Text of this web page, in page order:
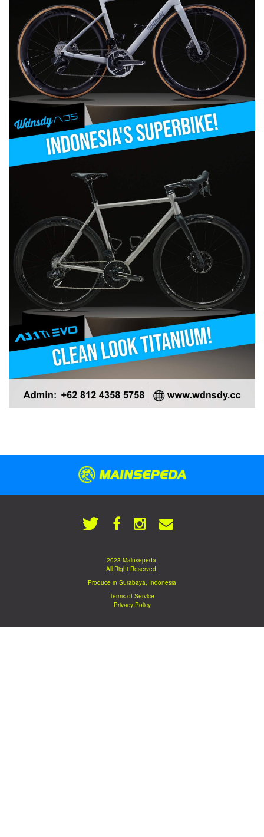
2023 Mainsepeda.
All Right Reserved.
Produce in Surabaya, Indonesia
Terms of Service
Privacy Policy